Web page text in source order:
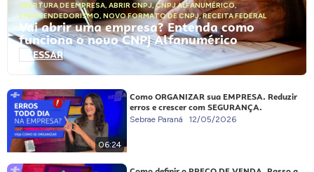
ABERTURA DE EMPRESA, ABRIR CNPJ,CNPJ ALFANUMÉRICO,
EMPREENDEDORISMO, NOVO FORMATO DE CNPJ,RECEITA FEDERAL
Vai abrir uma empresa? Entenda como
funciona o novo CNPJ Alfanumérico
ACESSAR
06:24
Como ORGANIZAR sua EMPRESA. Reduzir
erros e crescer com SEGURANÇA.
Sebrae Paraná 12/05/2026